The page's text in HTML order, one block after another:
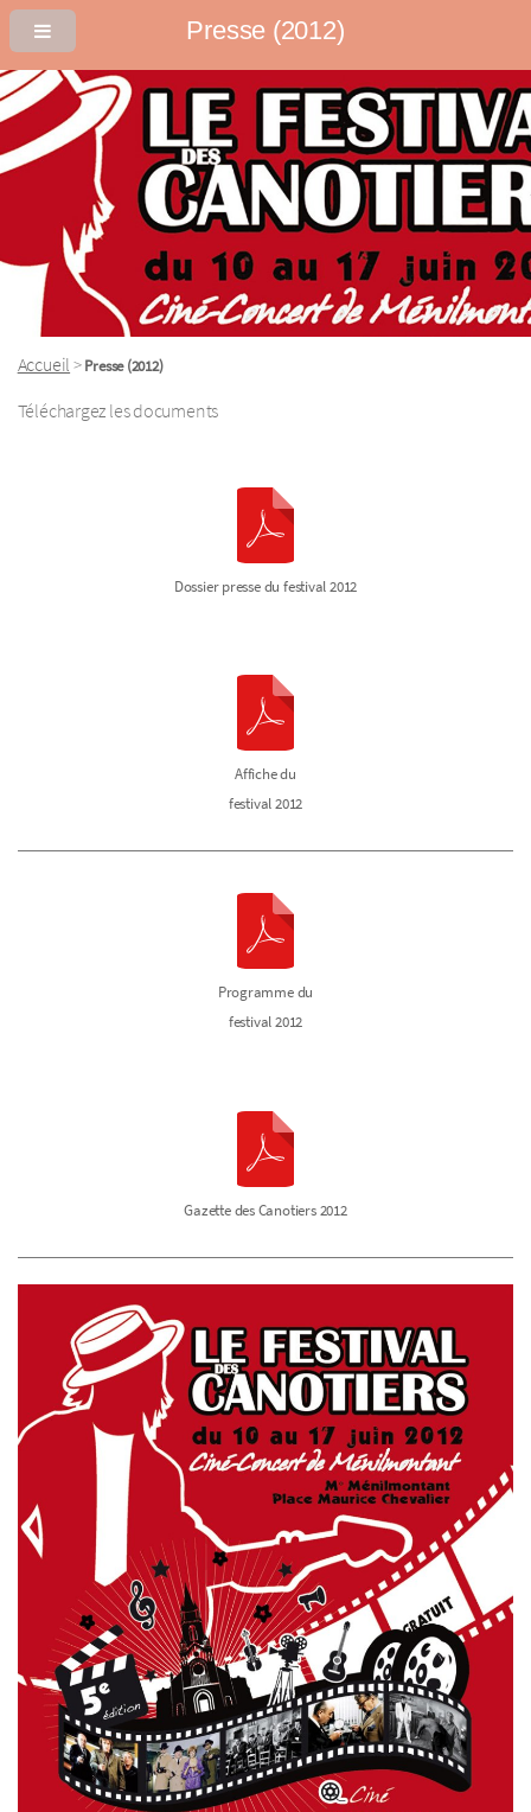
Presse (2012)
Accueil >Presse (2012)
Téléchargez les documents
Dossier presse du festival 2012
Affiche du
festival 2012
Programme du
festival 2012
Gazette des Canotiers 2012